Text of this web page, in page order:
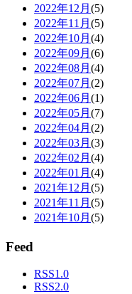
2022年12月 (5)
2022年11月 (5)
2022年10月 (4)
2022年09月 (6)
2022年08月 (4)
2022年07月 (2)
2022年06月 (1)
2022年05月 (7)
2022年04月 (2)
2022年03月 (3)
2022年02月 (4)
2022年01月 (4)
2021年12月 (5)
2021年11月 (5)
2021年10月 (5)
Feed
RSS1.0
RSS2.0